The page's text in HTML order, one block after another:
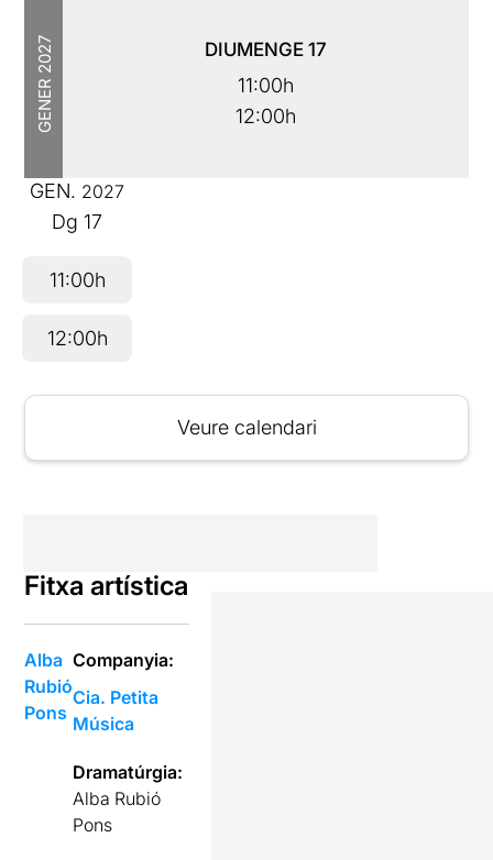
GENER
2027 DIUMENGE 17
11:00h
12:00h
GEN. 2027
Dg17
11:00h
12:00h
Veure calendari
Fitxa artística
Alba
Rubió
Pons
Companyia:
Cia. Petita
Música
Dramatúrgia:
Alba Rubió
Pons